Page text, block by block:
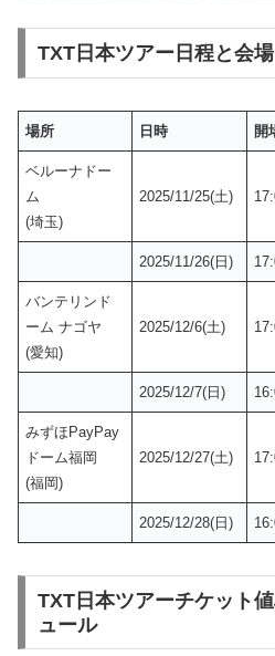
TXT日本ツアー日程と会場
場所 日時 開
ベルーナドー
ム
(埼玉)
2025/11/25(土)
2025/11/26(日)
バンテリンド
ーム ナゴヤ
(愛知)
2025/12/6(土)
2025/12/7(日)
みずほPayPay
ドーム福岡
(福岡)
2025/12/27(土)
2025/12/28(日)
TXT日本ツアーチケット
ュール